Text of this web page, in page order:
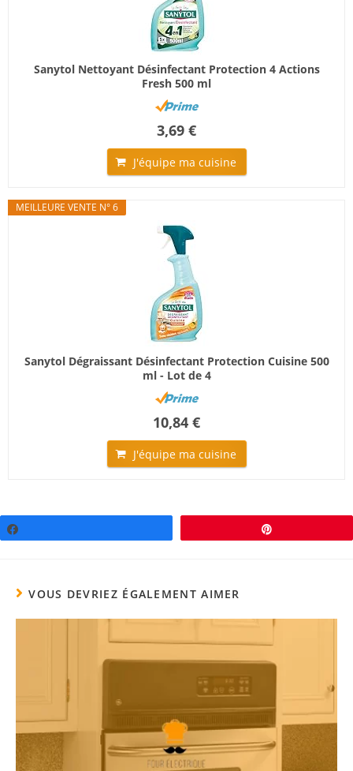
Sanytol Nettoyant Désinfectant Protection 4 Actions
Fresh 500 ml
3,69 €
J'équipe ma cuisine
MEILLEURE VENTE N° 6
Sanytol Dégraissant Désinfectant Protection Cuisine 500
ml - Lot de 4
10,84 €
J'équipe ma cuisine
VOUS DEVRIEZ ÉGALEMENT AIMER